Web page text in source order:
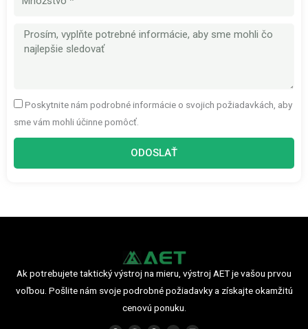
Správa
Poskytnite nám podrobné informácie o svojich požiadavkách, aby
sme vám mohli účinne pomôcť.
ODOSLAŤ
Ak potrebujete taktický výstroj na mieru, výstroj AET je vašou prvou
voľbou. Pošlite nám svoje podrobné požiadavky a získajte okamžitú
cenovú ponuku.
F I P Y L